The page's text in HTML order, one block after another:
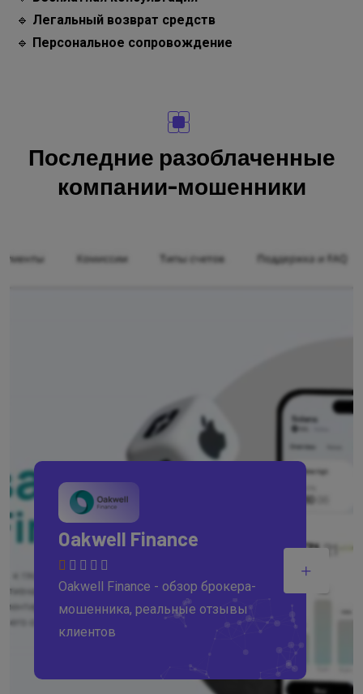
🔹 Легальный возврат средств
🔹 Персональное сопровождение
Последние разоблаченные
компании-мошенники
Oakwell Finance
Oakwell Finance - обзор брокера-
мошенника, реальные отзывы
клиентов